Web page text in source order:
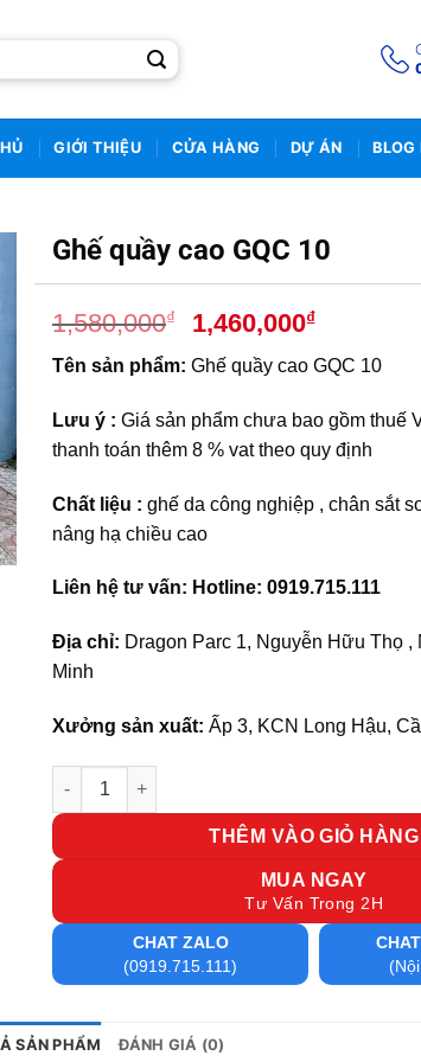
GIỚI THIỆU CỬA HÀNG DỰ ÁN BLOG
Ghế quầy cao GQC 10
1,580,000₫
Giá
gốc
là:
1,580,000₫.
1,460,000₫Giá
tại
là:
Tên sản phẩm: Ghế quầy cao GQC 10
Lưu ý : Giá sản phẩm chưa bao gồm thuế
thanh toán thêm 8 % vat theo quy định
Chất liệu : ghế da công nghiệp , chân sắt
nâng hạ chiều cao
Liên hệ tư vấn: Hotline: 0919.715.111
Địa chỉ: Dragon Parc 1, Nguyễn Hữu Thọ ,
Minh
Xưởng sản xuất: Ấp 3, KCN Long Hậu,
Ghế quầy cao GQC 10 số lượng
THÊM VÀO GIỎ HÀNG
MUA NGAY
Tư Vấn Trong 2H
CHAT ZALO
(0919.715.111)
SẢN PHẨM ĐÁNH GIÁ (0)